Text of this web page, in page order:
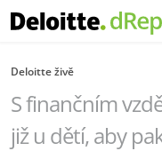
Deloitte živě
S finančním
již u dětí, aby